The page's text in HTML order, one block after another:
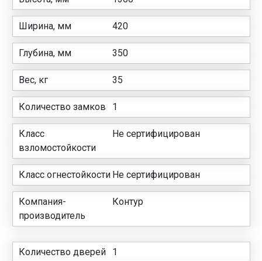
Ширина, мм 420
Глубина, мм 350
Вес, кг 35
Количество замков 1
Класс
взломостойкости
Не сертифицирован
Класс огнестойкости Не сертифицирован
Компания-
производитель
Контур
Количество дверей 1